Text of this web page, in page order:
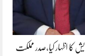
کا اظہار کیا،صدر مملکت